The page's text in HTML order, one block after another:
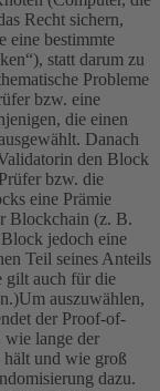
Recht sichern,
eine bestimmte
statt darum zu
Probleme
bzw. eine
die einen
Danach
den Block
bzw. die
eine Prämie
Blockchain (z. B.
jedoch eine
Teil seines Anteils
gilt auch für die
Um auszuwählen,
der Proof-of-
lange der
und wie groß
dazu.